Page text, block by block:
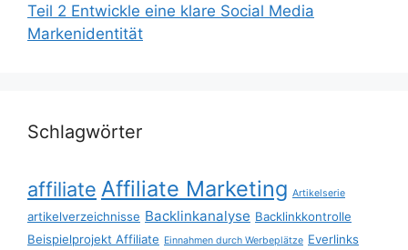
Teil 2 Entwickle eine klare Social Media
Markenidentität
Schlagwörter
affiliate Affiliate Marketing Artikelserie
artikelverzeichnisse Backlinkanalyse Backlinkkontrolle
Beispielprojekt Affiliate Einnahmen durch Werbeplätze Everlinks